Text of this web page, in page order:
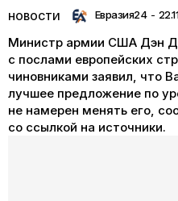
НОВОСТИ Евразия24 -
Министр армии США Дэн
с послами европейских
чиновниками заявил, что
лучшее предложение по
не намерен менять его,
со ссылкой на источники.